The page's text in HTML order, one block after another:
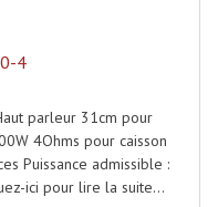
4
parleur 31cm pour
4Ohms pour caisson
Puissance admissible :
ici pour lire la suite...